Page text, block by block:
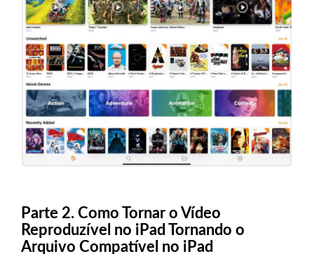
Parte 2. Como Tornar o Vídeo
Reproduzível no iPad Tornando o
Arquivo Compatível no iPad